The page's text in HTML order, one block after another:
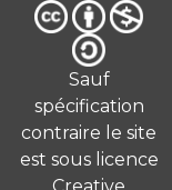
Sauf
spécification
contraire le site
est sous licence